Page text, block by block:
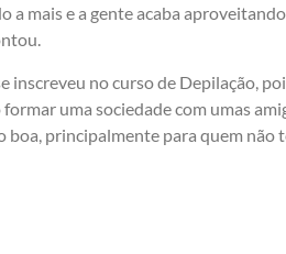
a mais e a gente acaba
inscreveu no curso de Depilação,
uma sociedade com umas
principalmente para quem não